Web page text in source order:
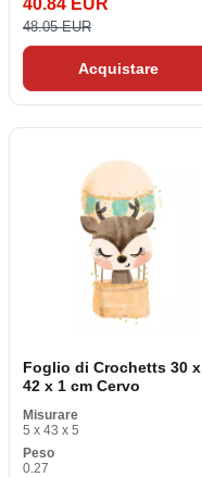
40.84 EUR
48.05 EUR
Acquistare
Foglio di Crochetts 30 x
42 x 1 cm Cervo
Misurare
5 x 43 x 5
Peso
0.27